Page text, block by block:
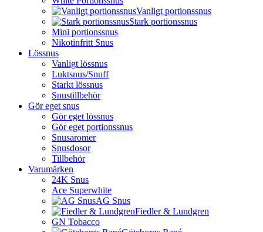
Vanligt portionssnus
Stark portionssnus
Mini portionssnus
Nikotinfritt Snus
Lössnus
Vanligt lössnus
Luktsnus/Snuff
Starkt lössnus
Snustillbehör
Gör eget snus
Gör eget lössnus
Gör eget portionssnus
Snusaromer
Snusdosor
Tillbehör
Varumärken
24K Snus
Ace Superwhite
AG Snus
Fiedler & Lundgren
GN Tobacco